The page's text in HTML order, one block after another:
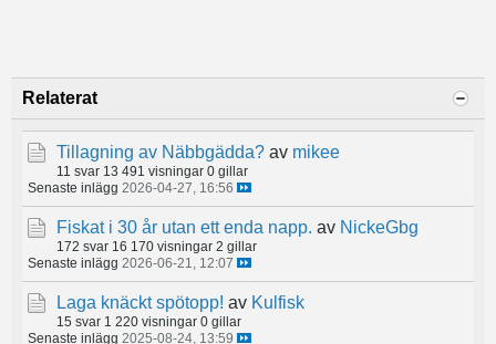
Relaterat
Tillagning av Näbbgädda? av mikee
11 svar 13 491 visningar 0 gillar
Senaste inlägg 2026-04-27, 16:56
Fiskat i 30 år utan ett enda napp. av NickeGbg
172 svar 16 170 visningar 2 gillar
Senaste inlägg 2026-06-21, 12:07
Laga knäckt spötopp! av Kulfisk
15 svar 1 220 visningar 0 gillar
Senaste inlägg 2025-08-24, 13:59